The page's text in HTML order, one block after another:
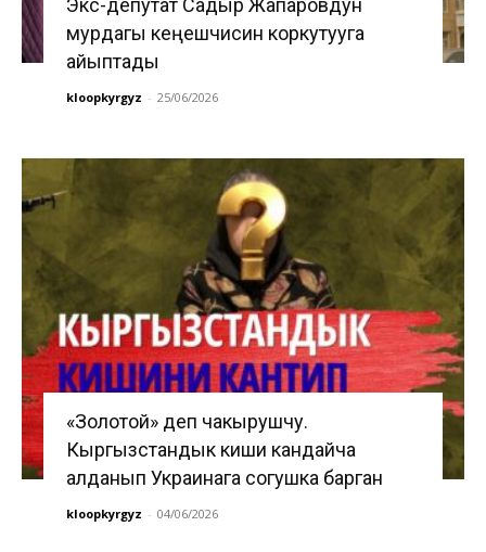
мурдагы кеңешчисин коркутууга
айыптады
kloopkyrgyz - 25/06/2026
«Золотой» деп чакырушчу.
Кыргызстандык киши кандайча
алданып Украинага согушка барган
kloopkyrgyz - 04/06/2026